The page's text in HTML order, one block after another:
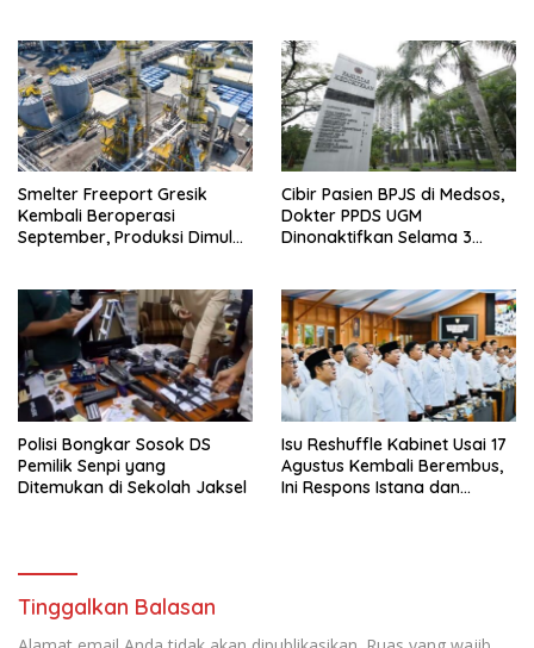
Smelter Freeport Gresik
Kembali Beroperasi
September, Produksi Dimulai
Cibir Pasien BPJS di Medsos,
Dokter PPDS UGM
Dinonaktifkan Selama 3
Polisi Bongkar Sosok DS
Pemilik Senpi yang
Ditemukan di Sekolah Jaksel
Isu Reshuffle Kabinet Usai 17
Agustus Kembali Berembus,
Ini Respons Istana dan
Tinggalkan Balasan